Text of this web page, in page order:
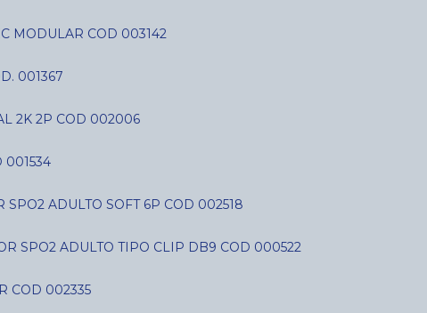
MODULAR COD 003142
001367
2K 2P COD 002006
001534
SPO2 ADULTO SOFT 6P COD 002518
SPO2 ADULTO TIPO CLIP DB9 COD 000522
COD 002335